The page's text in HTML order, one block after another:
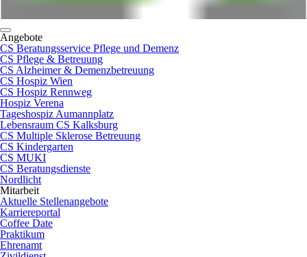
Angebote
CS Beratungsservice Pflege und Demenz
CS Pflege & Betreuung
CS Alzheimer & Demenzbetreuung
CS Hospiz Wien
CS Hospiz Rennweg
Hospiz Verena
Tageshospiz Aumannplatz
Lebensraum CS Kalksburg
CS Multiple Sklerose Betreuung
CS Kindergarten
CS MUKI
CS Beratungsdienste
Nordlicht
Mitarbeit
Aktuelle Stellenangebote
Karriereportal
Coffee Date
Praktikum
Ehrenamt